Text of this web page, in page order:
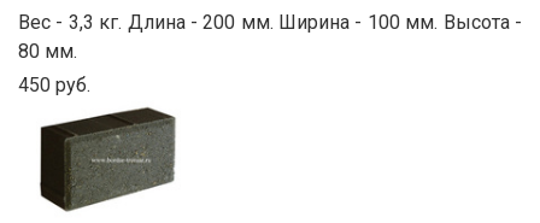
Вес - 3,3 кг. Длина - 200 мм. Ширина - 100 мм. Высота -
80 мм.
450 руб.